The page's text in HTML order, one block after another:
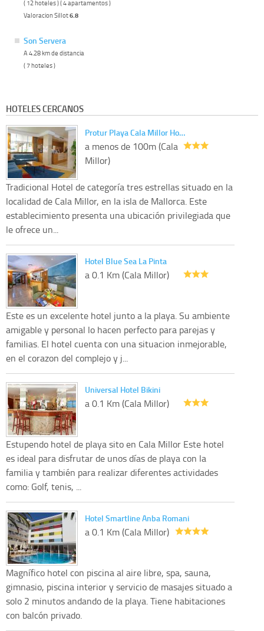
( 12 hoteles ) ( 4 apartamentos )
Valoracion Sillot6.8
Son Servera
A 4.28 km de distancia
( 7 hoteles )
HOTELES CERCANOS
Protur Playa Cala Millor Ho…
a menos de 100m (Cala
Millor)
Tradicional Hotel de categoría tres estrellas situado en la
localidad de Cala Millor, en la isla de Mallorca. Este
establecimiento presenta una ubicación privilegiada que
le ofrece un...
Hotel Blue Sea La Pinta
a 0.1 Km (Cala Millor)
Este es un excelente hotel junto a la playa. Su ambiente
amigable y personal lo hacen perfecto para parejas y
familias. El hotel cuenta con una situacion inmejorable,
en el corazon del complejo y j...
Universal Hotel Bikini
a 0.1 Km (Cala Millor)
Estupendo hotel de playa sito en Cala Millor Este hotel
es ideal para disfrutar de unos días de playa con la
familia y también para realizar diferentes actividades
como: Golf, tenis, ...
Hotel Smartline Anba Romani
a 0.1 Km (Cala Millor)
Magnífico hotel con piscina al aire libre, spa, sauna,
gimnasio, piscina interior y servicio de masajes situado a
solo 2 minutos andando de la playa. Tiene habitaciones
con balcón privado.